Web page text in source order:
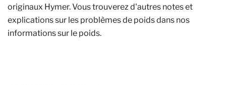
originaux Hymer. Vous trouverez d'autres notes et
explications sur les problèmes de poids dans nos
informations sur le poids.